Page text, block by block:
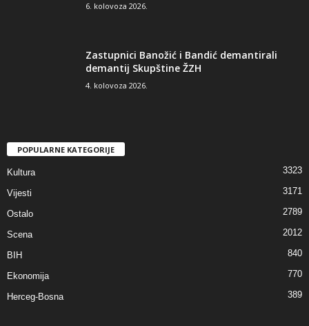
6. kolovoza 2026.
Zastupnici Banožić i Bandić demantirali
demantij Skupštine ŽZH
4. kolovoza 2026.
POPULARNE KATEGORIJE
Kultura 3323
Vijesti 3171
Ostalo 2789
Scena 2012
BIH 840
Ekonomija 770
Herceg-Bosna 389